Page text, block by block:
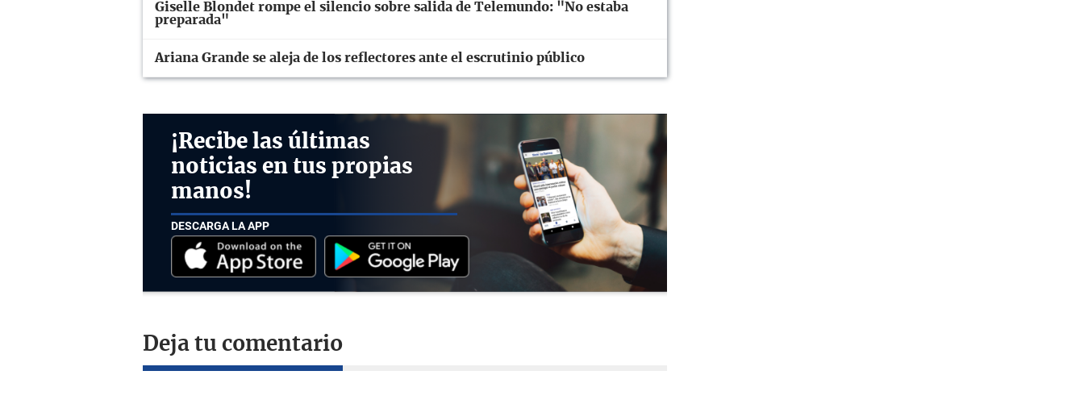
Giselle Blondet rompe el silencio sobre salida de Telemundo: "No estaba
preparada"
Ariana Grande se aleja de los reflectores ante el escrutinio público
¡Recibe las últimas
noticias en tus propias
manos!
DESCARGA LA APP
Deja tu comentario